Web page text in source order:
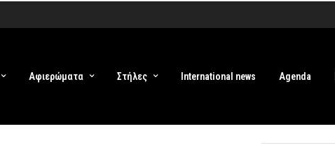
Αφιερώματα Στήλες International news Agenda